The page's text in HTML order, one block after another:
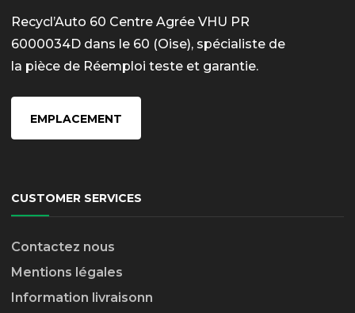
Recycl’Auto 60 Centre Agrée VHU PR
6000034D dans le 60 (Oise), spécialiste de
la pièce de Réemploi teste et garantie.
EMPLACEMENT
CUSTOMER SERVICES
Contactez nous
Mentions légales
Information livraisonn